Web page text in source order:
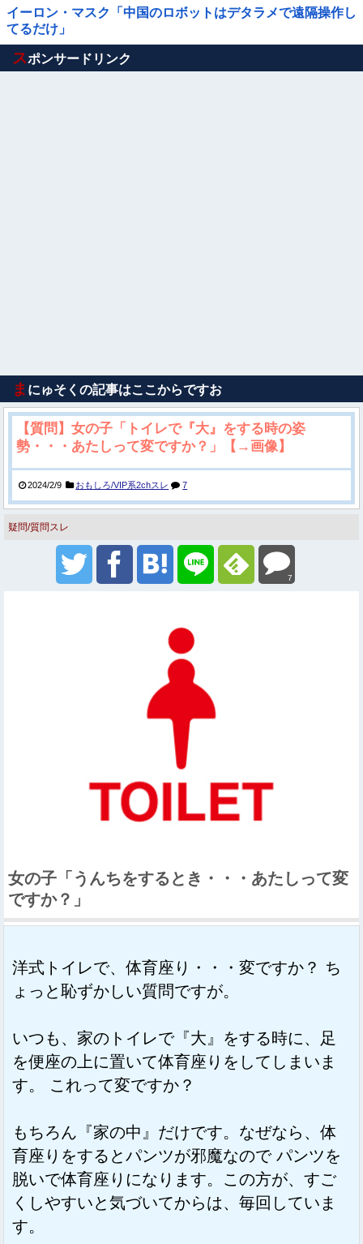
イーロン・マスク「中国のロボットはデタラメで遠隔操作し
てるだけ」
Powered by livedoor 相互RSS
スポンサードリンク
ま にゅそくの記事はここからですお
【質問】女の子「トイレで『大』をする時の姿
勢・・・あたしって変ですか？」【→画像】
2024/2/9 おもしろ/VIP系2chスレ 7
疑問/質問スレ
7
女の子「うんちをするとき・・・あたしって変
ですか？」
洋式トイレで、体育座り・・・変ですか？ ち
ょっと恥ずかしい質問ですが。
いつも、家のトイレで『大』をする時に、足
を便座の上に置いて体育座りをしてしまいま
す。 これって変ですか？
もちろん『家の中』だけです。なぜなら、体
育座りをするとパンツが邪魔なので パンツを
脱いで体育座りになります。この方が、すご
くしやすいと気づいてからは、毎回していま
す。